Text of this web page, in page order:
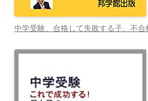
中学受験、合格して失敗する子、不